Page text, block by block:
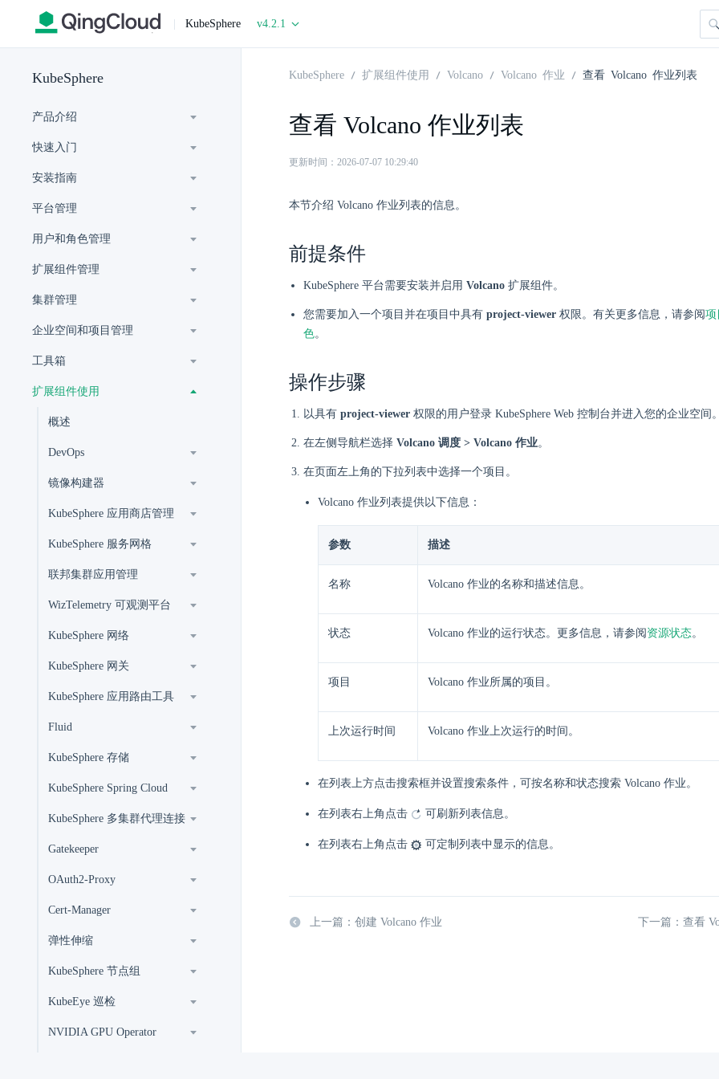
| KubeSphere v4.2.1
KubeSphere
产品介绍
快速入门
安装指南
平台管理
用户和角色管理
扩展组件管理
集群管理
企业空间和项目管理
工具箱
扩展组件使用
概述
DevOps
镜像构建器
KubeSphere 应用商店管理
KubeSphere 服务网格
联邦集群应用管理
WizTelemetry 可观测平台
KubeSphere 网络
KubeSphere 网关
KubeSphere 应用路由工具
Fluid
KubeSphere 存储
KubeSphere Spring Cloud
KubeSphere 多集群代理连接
Gatekeeper
OAuth2-Proxy
Cert-Manager
弹性伸缩
KubeSphere 节点组
KubeEye 巡检
NVIDIA GPU Operator
KubeSphere 扩展组件使用 Volcano Volcano 作业 查看 Volcano 作业列表
查看 Volcano 作业列表
更新时间：2026-07-07 10:29:40
本节介绍 Volcano 作业列表的信息。
前提条件
KubeSphere 平台需要安装并启用 Volcano 扩展组件。
您需要加入一个项目并在项目中具有 project-viewer 权限。有关更多信息，请参阅项
色。
操作步骤
以具有 project-viewer 权限的用户登录 KubeSphere Web 控制台并进入您的企业空间
在左侧导航栏选择 Volcano 调度 > Volcano 作业。
在页面左上角的下拉列表中选择一个项目。
Volcano 作业列表提供以下信息：
参数 描述
名称 Volcano 作业的名称和描述信息。
状态 Volcano 作业的运行状态。更多信息，请参阅 资源状态。
项目 Volcano 作业所属的项目。
上次运行时间 Volcano 作业上次运行的时间。
在列表上方点击搜索框并设置搜索条件，可按名称和状态搜索 Volcano 作业。
在列表右上角点击 可刷新列表信息。
在列表右上角点击 可定制列表中显示的信息。
上一篇：创建 Volcano 作业 下一篇：查看